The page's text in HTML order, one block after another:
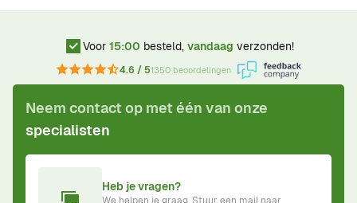
Voor 15:00 besteld, vandaag verzonden!
4.6 / 51350 beoordelingen
Neem contact op met één van onze
specialisten
Heb je vragen?